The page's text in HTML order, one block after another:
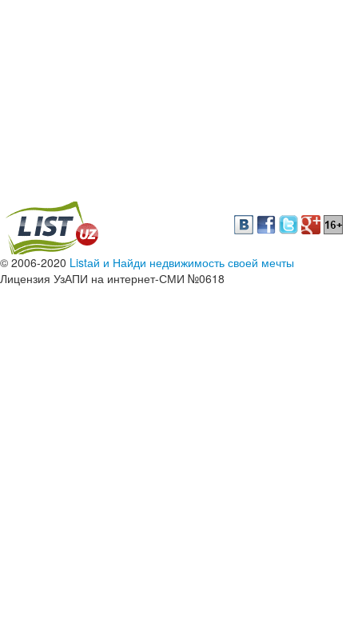
© 2006-2020 Listай и Найди недвижимость своей мечты
Лицензия УзАПИ на интернет-СМИ №0618